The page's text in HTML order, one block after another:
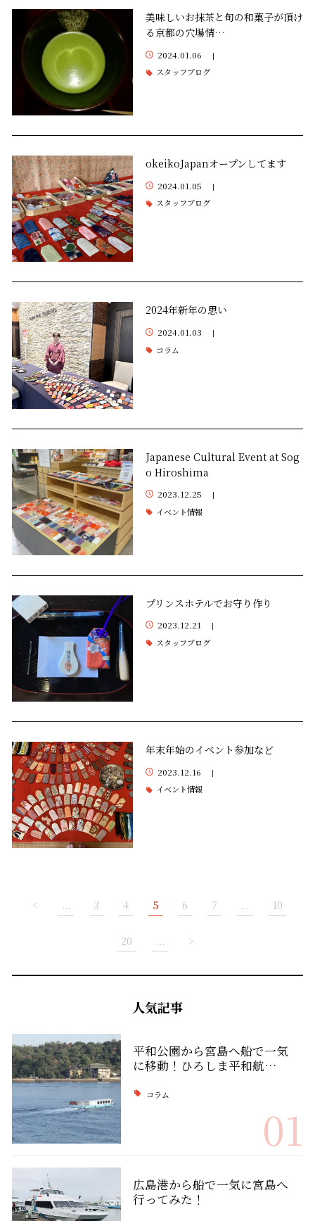
美味しいお抹茶と旬の和菓子が頂け
る京都の穴場情…
2024.01.06 |
スタッフブログ
okeikoJapanオープンしてます
2024.01.05 |
スタッフブログ
2024年新年の思い
2024.01.03 |
コラム
Japanese Cultural Event at Sog
o Hiroshima
2023.12.25
イベント情報
プリンスホテルでお守り作り
2023.12.21
スタッフブログ
年末年始のイベント参加など
2023.12.16 |
イベント情報
< ... 3 4 5 6 7 ... 10
20 ... >
人気記事
平和公園から宮島へ船で一気
に移動！ひろしま平和航…
コラム
01
広島港から船で一気に宮島へ
行ってみた！